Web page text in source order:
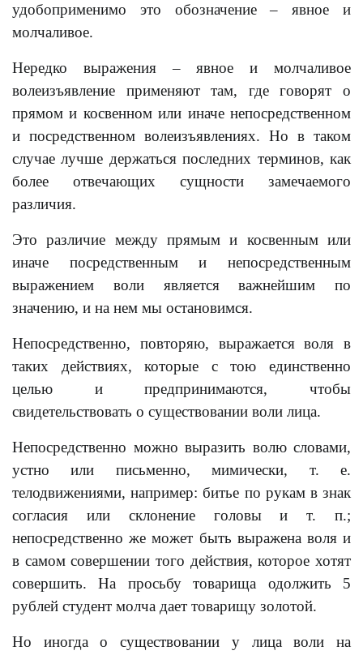
удобоприменимо это обозначение – явное и
молчаливое.
Нередко выражения – явное и молчаливое
волеизъявление применяют там, где говорят о
прямом и косвенном или иначе непосредственном
и посредственном волеизъявлениях. Но в таком
случае лучше держаться последних терминов, как
более отвечающих сущности замечаемого
различия.
Это различие между прямым и косвенным или
иначе посредственным и непосредственным
выражением воли является важнейшим по
значению, и на нем мы остановимся.
Непосредственно, повторяю, выражается воля в
таких действиях, которые с тою единственно
целью и предпринимаются, чтобы
свидетельствовать о существовании воли лица.
Непосредственно можно выразить волю словами,
устно или письменно, мимически, т. е.
телодвижениями, например: битье по рукам в знак
согласия или склонение головы и т. п.;
непосредственно же может быть выражена воля и
в самом совершении того действия, которое хотят
совершить. На просьбу товарища одолжить 5
рублей студент молча дает товарищу золотой.
Но иногда о существовании y лица воли на